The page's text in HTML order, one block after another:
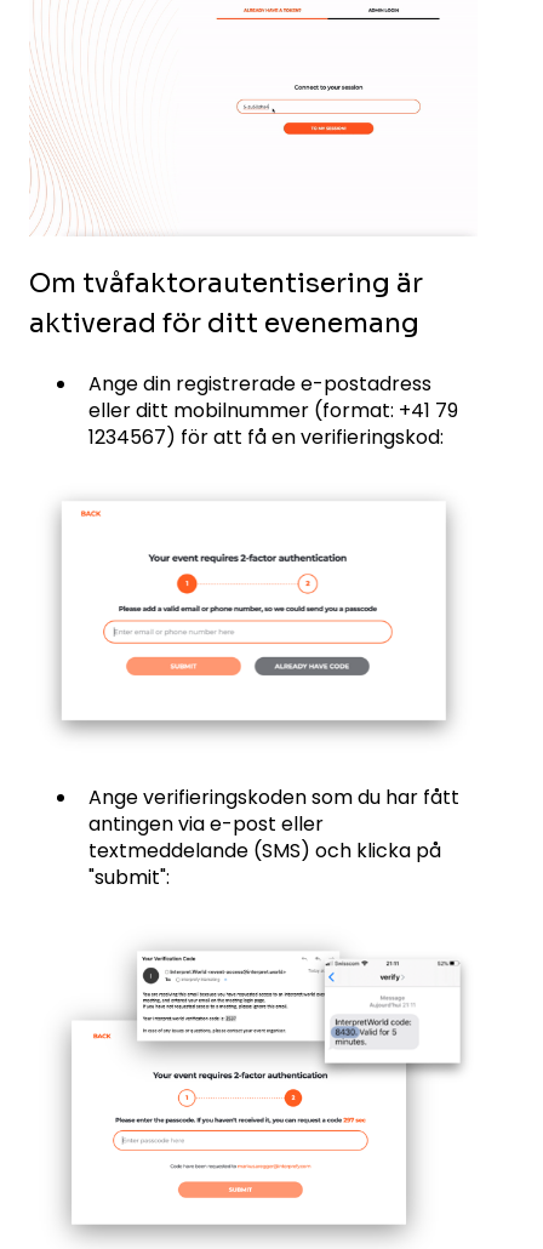
Om tvåfaktorautentisering är
aktiverad för ditt evenemang
Ange din registrerade e-postadress
eller ditt mobilnummer (format: +41 79
1234567) för att få en verifieringskod:
Ange verifieringskoden som du har fått
antingen via e-post eller
textmeddelande (SMS) och klicka på
"submit":